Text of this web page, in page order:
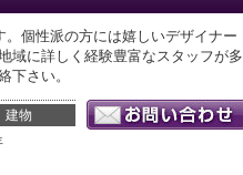
個性派の方には嬉しいデザイナー
域に詳しく経験豊富なスタッフが多
下さい。
建物